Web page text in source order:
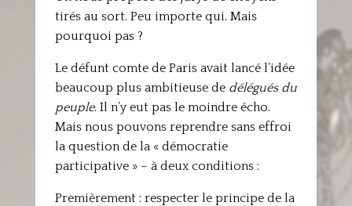
tirés au sort. Peu importe qui. Mais
pourquoi pas ?
Le défunt comte de Paris avait lancé l’idée
beaucoup plus ambitieuse de délégués du
peuple. Il n’y eut pas le moindre écho.
Mais nous pouvons reprendre sans effroi
la question de la « démocratie
participative » – à deux conditions :
Premièrement : respecter le principe de la